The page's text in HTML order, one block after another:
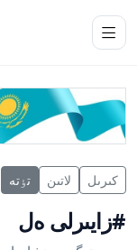
كىرىل لاتىن تٶتە
#زايىرلى ەل